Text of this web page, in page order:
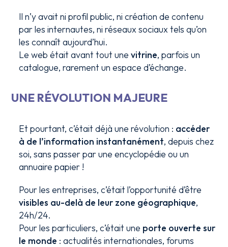
Il n’y avait ni profil public, ni création de contenu
par les internautes, ni réseaux sociaux tels qu’on
les connaît aujourd’hui.
Le web était avant tout unevitrine, parfois un
catalogue, rarement un espace d’échange.
UNE RÉVOLUTION MAJEURE
Et pourtant, c’était déjà une révolution : accéder
à de l’information instantanément, depuis chez
soi, sans passer par une encyclopédie ou un
annuaire papier !
Pour les entreprises, c’était l’opportunité d’être
visibles au-delà de leur zone géographique,
24h/24.
Pour les particuliers, c’était une porte ouverte sur
le monde : actualités internationales, forums